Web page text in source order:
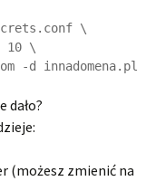
-d innadomena.pl
dało?
(możesz zmienić na